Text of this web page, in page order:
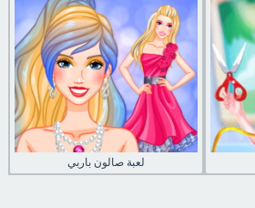
لعبة صالون باربي